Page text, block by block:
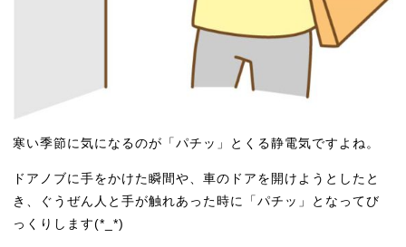
寒い季節に気になるのが「パチッ」とくる静電気ですよね。
ドアノブに手をかけた瞬間や、車のドアを開けようとしたと
き、ぐうぜん人と手が触れあった時に「パチッ」となってび
っくりします(*_*)